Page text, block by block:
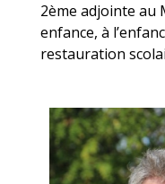
2ème adjointe au
enfance, à
restauration